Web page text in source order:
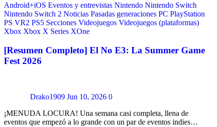
Android+iOS Eventos y entrevistas Nintendo Nintendo Switch
Nintendo Switch 2 Noticias Pasadas generaciones PC PlayStation
PS VR2 PS5 Secciones Videojuegos Videojuegos (plataformas)
Xbox Xbox X Series XOne
[Resumen Completo] El No E3: La Summer Game
Fest 2026
Drako1909 Jun 10, 2026 0
¡MENUDA LOCURA! Una semana casi completa, llena de
eventos que empezó a lo grande con un par de eventos indies…